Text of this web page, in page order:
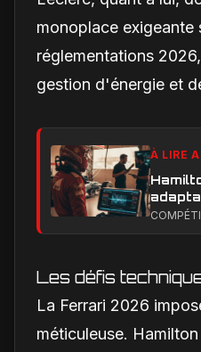
monoplace exigeante
réglementations
gestion d'énergie et
À LIRE
et
Les défis
La Ferrari 2026
méticuleuse.